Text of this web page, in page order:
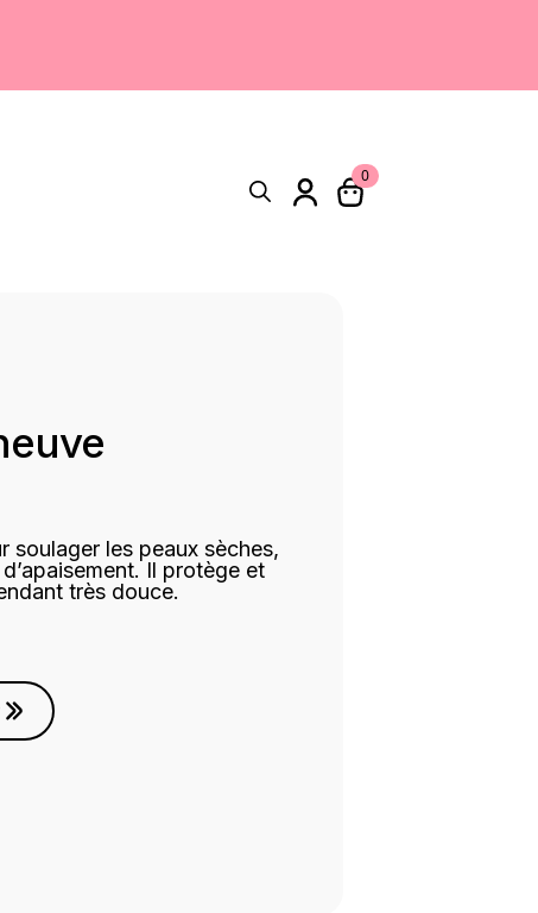
0
soulager les peaux sèches,
Il protège et
très douce.